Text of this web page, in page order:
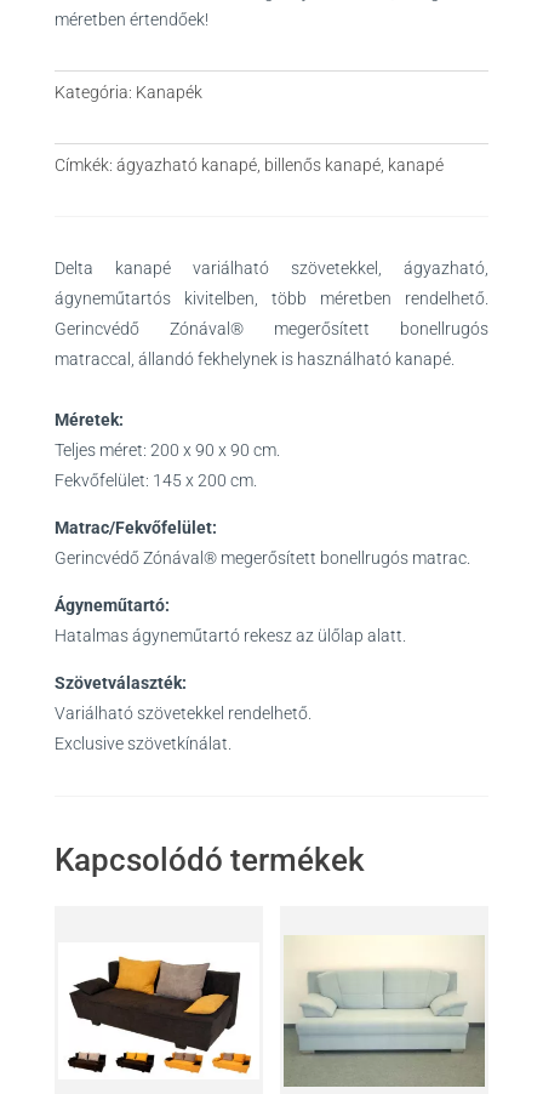
méretben értendőek!
Kategória: Kanapék
Címkék: ágyazható kanapé, billenős kanapé, kanapé
Delta kanapé variálható szövetekkel, ágyazható,
ágyneműtartós kivitelben, több méretben rendelhető.
Gerincvédő Zónával® megerősített bonellrugós
matraccal, állandó fekhelynek is használható kanapé.
Méretek:
Teljes méret: 200 x 90 x 90 cm.
Fekvőfelület: 145 x 200 cm.
Matrac/Fekvőfelület:
Gerincvédő Zónával® megerősített bonellrugós matrac.
Ágyneműtartó:
Hatalmas ágyneműtartó rekesz az ülőlap alatt.
Szövetválaszték:
Variálható szövetekkel rendelhető.
Exclusive szövetkínálat.
Kapcsolódó termékek